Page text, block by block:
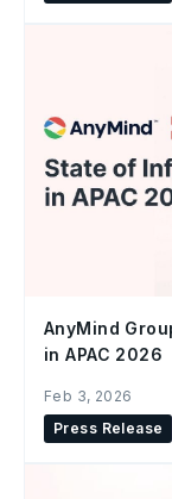
AnyMind
in APAC 2026
Feb 3, 2026
Press Release